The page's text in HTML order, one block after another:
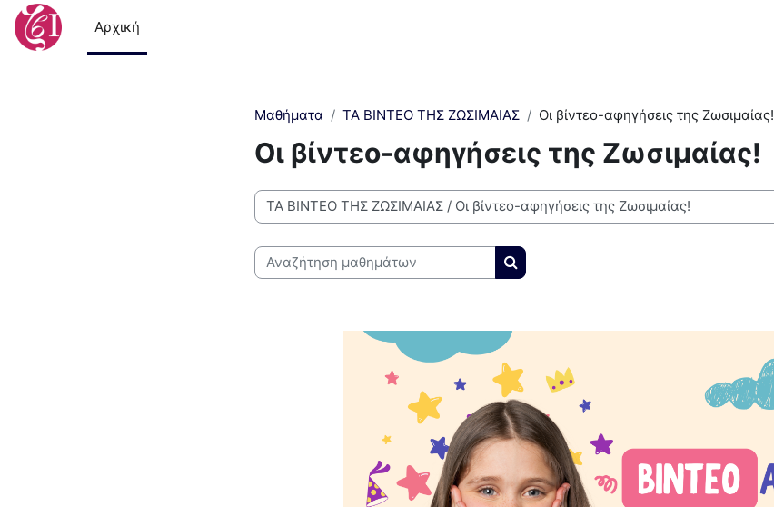
Μετάβαση στο κεντρικό περιεχόμενο
Αρχική
Μαθήματα ΤΑ ΒΙΝΤΕΟ ΤΗΣ ΖΩΣΙΜΑΙΑΣ Οι βίντεο-αφηγήσεις της Ζωσιμαίας!
Οι βίντεο-αφηγήσεις της Ζωσιμαίας!
Κατηγορίες μαθημάτων
Αναζήτηση μαθημάτων
Αναζήτηση μαθημάτων